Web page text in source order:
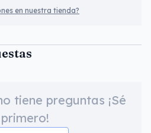
en nuestra tienda?
tiene preguntas ¡Sé